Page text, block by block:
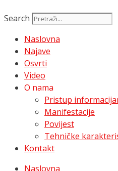
Search
Naslovna
Najave
Osvrti
Video
O nama
Pristup
Manifestacije
Povijest
Tehničke
Kontakt
Naslovna